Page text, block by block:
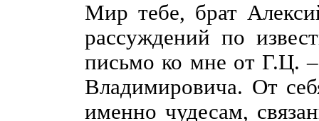
Мир тебе, брат
рассуждений по
письмо ко мне от Г.Ц. –
Владимировича. От
именно чудесам,